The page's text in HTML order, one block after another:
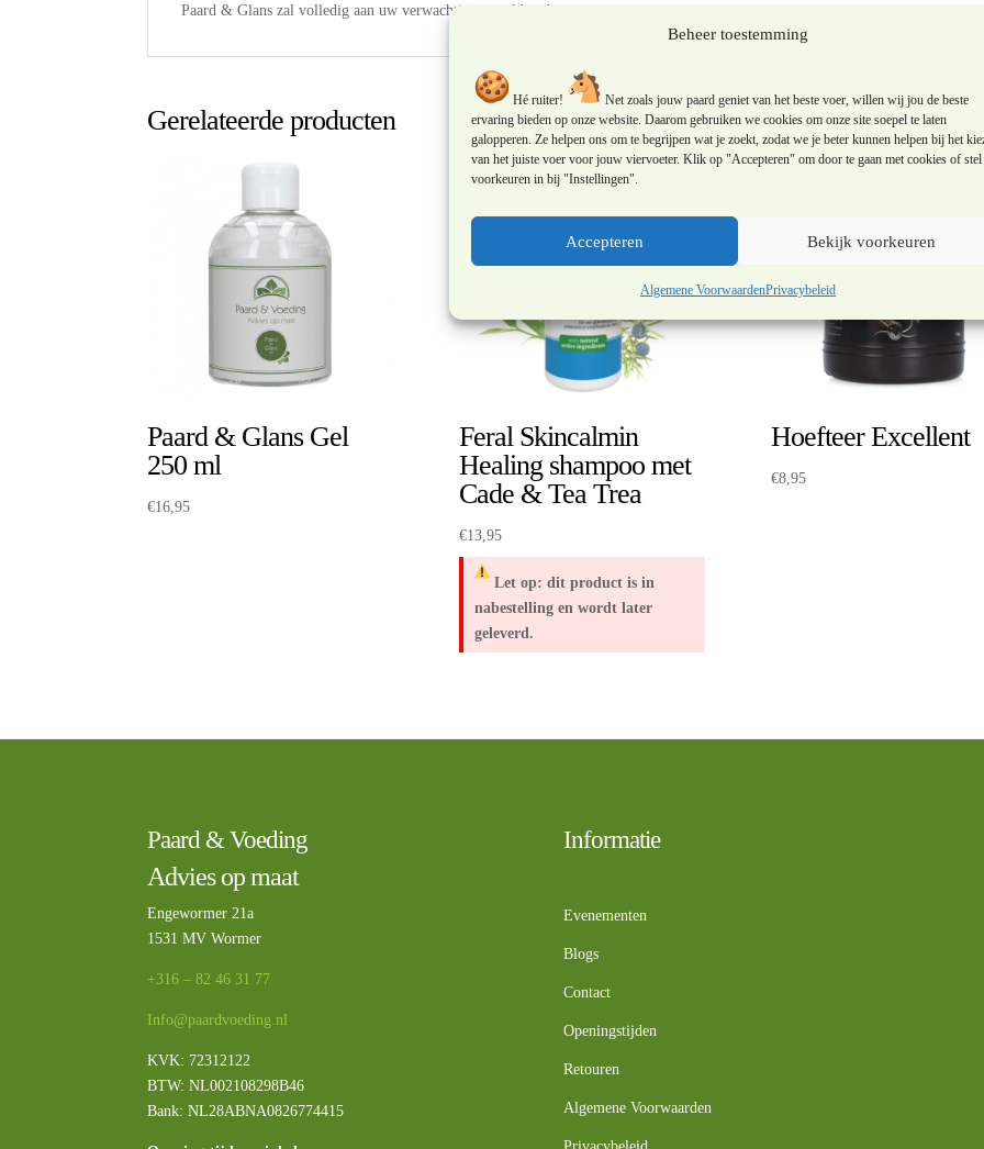
Beheer toestemming
Hé ruiter!
Net zoals jouw paard geniet van het beste voer, willen wij jou de beste
ervaring bieden op onze website. Daarom gebruiken we cookies om onze site soepel te laten
galopperen. Ze helpen ons om te begrijpen wat je zoekt, zodat we je beter kunnen helpen bij het
van het juiste voer voor jouw viervoeter. Klik op "Accepteren" om door te gaan met cookies of stel
voorkeuren in bij "Instellingen".
Accepteren Bekijk voorkeuren
Algemene VoorwaardenPrivacybeleid
Paard & Glans zal volledig aan uw verwachtingen voldoen!
Gerelateerde producten
Paard & Glans Gel
250 ml
€16,95
Feral Skincalmin
Healing shampoo met
Cade & Tea Trea
€13,95
Let op: dit product is in
nabestelling en wordt later
geleverd.
Hoefteer Excellent
€8,95
Paard & Voeding
Advies op maat
Engewormer 21a
1531 MV Wormer
+316 – 82 46 31 77
Info@paardvoeding.nl
KVK: 72312122
BTW:NL002108298B46
Bank: NL28ABNA0826774415
Informatie
Evenementen
Blogs
Contact
Openingstijden
Retouren
Algemene Voorwaarden